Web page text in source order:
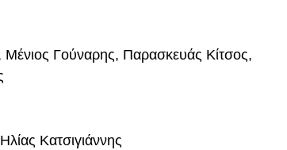
Μένιος Γούναρης, Παρασκευάς Κίτσος,
Κατσιγιάννης